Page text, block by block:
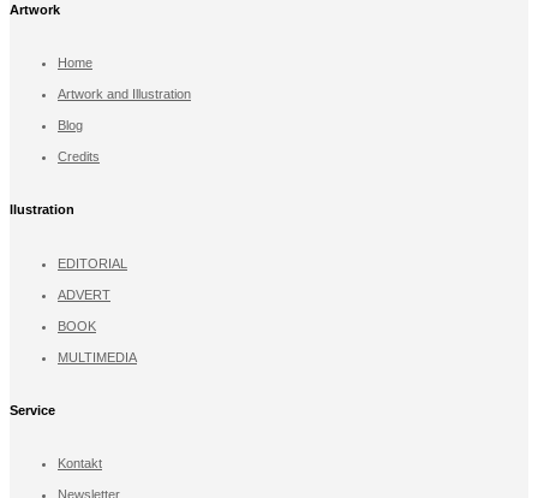
Artwork
Home
Artwork and Illustration
Blog
Credits
llustration
EDITORIAL
ADVERT
BOOK
MULTIMEDIA
Service
Kontakt
Newsletter